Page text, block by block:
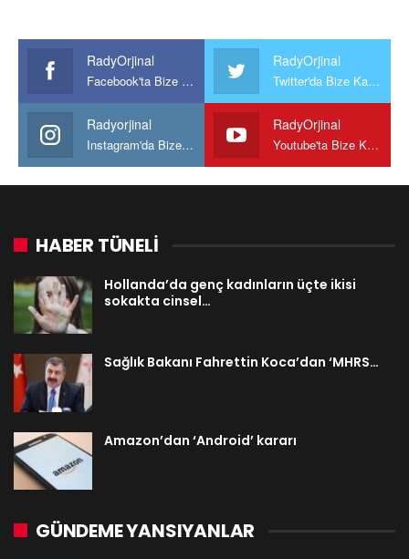
RadyOrjinal
Facebook'ta Bize Katılın
RadyOrjinal
Twitter'da Bize Katılın
Radyorjinal
Instagram'da Bize katılın
RadyOrjinal
Youtube'ta Bize Katılın
HABER TÜNELİ
Hollanda’da genç kadınların üçte ikisi
sokakta cinsel…
Sağlık Bakanı Fahrettin Koca’dan ‘MHRS…
Amazon’dan ‘Android’ kararı
GÜNDEME YANSIYANLAR